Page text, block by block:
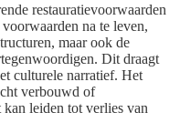
restauratievoorwaarden
na te leven,
maar ook de
Dit draagt
culturele narratief. Het
verbouwd of
leiden tot verlies van